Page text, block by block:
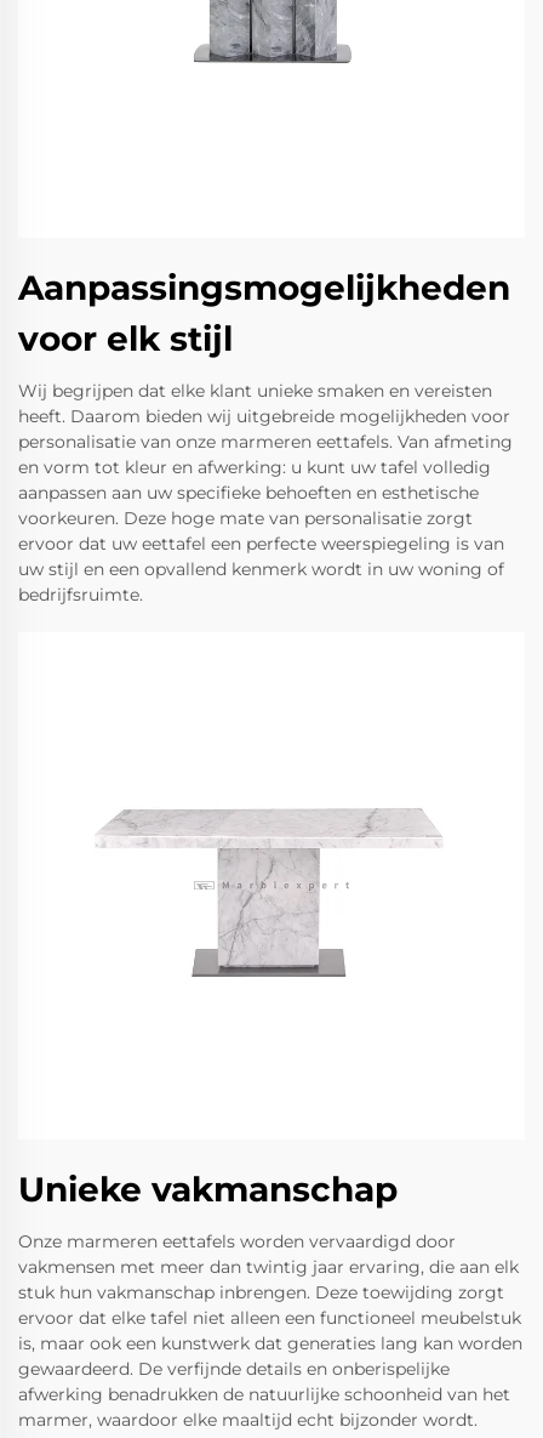
Aanpassingsmogelijkheden
voor elk stijl
Wij begrijpen dat elke klant unieke smaken en vereisten
heeft. Daarom bieden wij uitgebreide mogelijkheden voor
personalisatie van onze marmeren eettafels. Van afmeting
en vorm tot kleur en afwerking: u kunt uw tafel volledig
aanpassen aan uw specifieke behoeften en esthetische
voorkeuren. Deze hoge mate van personalisatie zorgt
ervoor dat uw eettafel een perfecte weerspiegeling is van
uw stijl en een opvallend kenmerk wordt in uw woning of
bedrijfsruimte.
Unieke vakmanschap
Onze marmeren eettafels worden vervaardigd door
vakmensen met meer dan twintig jaar ervaring, die aan elk
stuk hun vakmanschap inbrengen. Deze toewijding zorgt
ervoor dat elke tafel niet alleen een functioneel meubelstuk
is, maar ook een kunstwerk dat generaties lang kan worden
gewaardeerd. De verfijnde details en onberispelijke
afwerking benadrukken de natuurlijke schoonheid van het
marmer, waardoor elke maaltijd echt bijzonder wordt.